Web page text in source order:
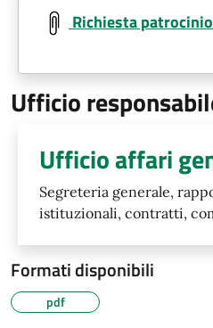
Richiesta
Ufficio
Ufficio affari
Segreteria generale,
istituzionali, contratti,
Formati disponibili
pdf